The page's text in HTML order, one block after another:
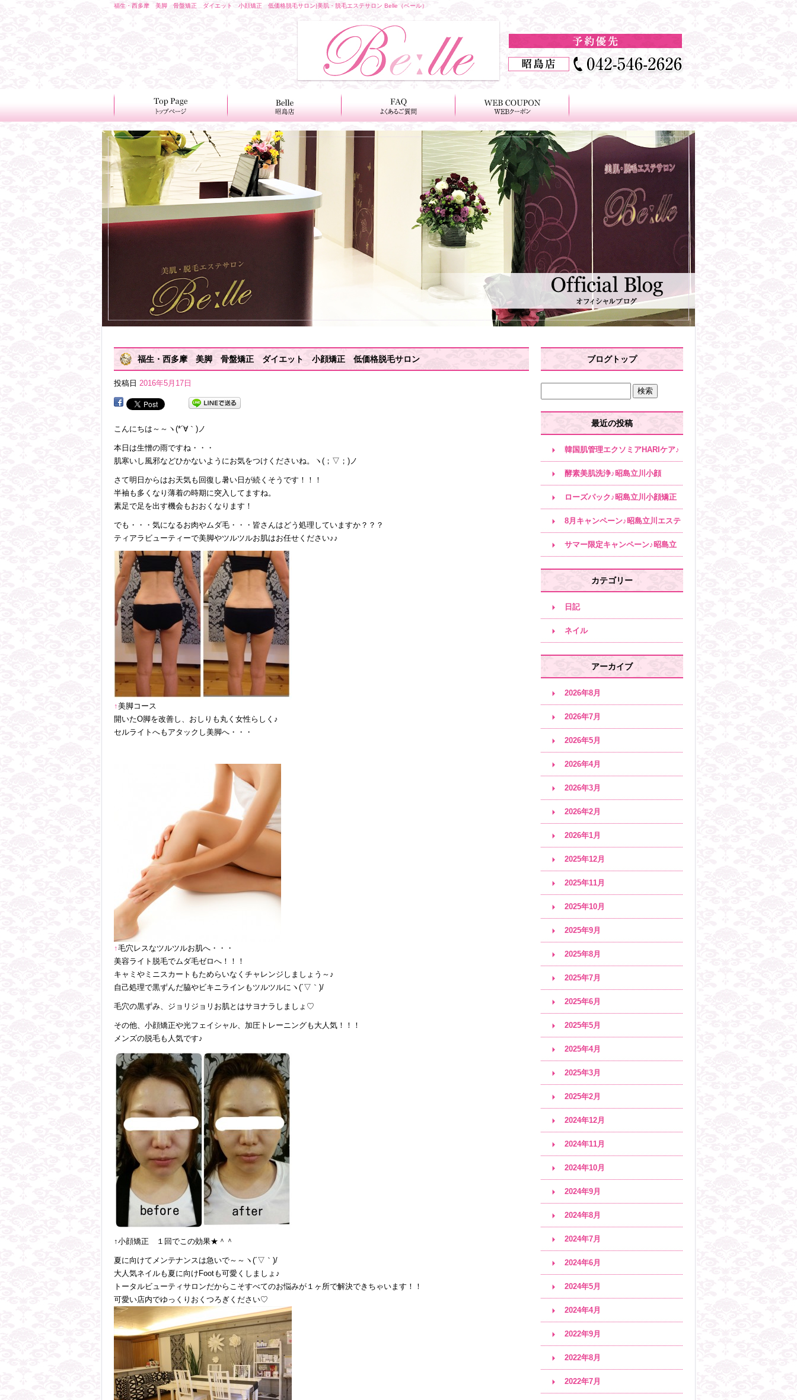
福生・西多摩 美脚 骨盤矯正 ダイエット 小顔矯正 低価格脱毛サロン|美肌・脱毛エステサロン Belle（ベール）
福生・西多摩 美脚 骨盤矯正 ダイエット 小顔矯正 低価格脱毛サロン
投稿日 2016年5月17日
こんにちは～～ヽ(*´∀｀)ノ
本日は生憎の雨ですね・・・
肌寒いし風邪などひかないようにお気をつけくださいね。ヽ(；▽；)ノ
さて明日からはお天気も回復し暑い日が続くそうです！！！
半袖も多くなり薄着の時期に突入してますね。
素足で足を出す機会もおおくなります！
でも・・・気になるお肉やムダ毛・・・皆さんはどう処理していますか？？？
ティアラビューティーで美脚やツルツルお肌はお任せください♪♪
↑美脚コース
開いたO脚を改善し、おしりも丸く女性らしく♪
セルライトへもアタックし美脚へ・・・
↑毛穴レスなツルツルお肌へ・・・
美容ライト脱毛でムダ毛ゼロへ！！！
キャミやミニスカートもためらいなくチャレンジしましょう～♪
自己処理で黒ずんだ脇やビキニラインもツルツルにヽ(´▽｀)/
毛穴の黒ずみ、ジョリジョリお肌とはサヨナラしましょ♡
その他、小顔矯正や光フェイシャル、加圧トレーニングも大人気！！！
メンズの脱毛も人気です♪
↑小顔矯正 １回でこの効果★＾＾
夏に向けてメンテナンスは急いで～～ヽ(´▽｀)/
大人気ネイルも夏に向けFootも可愛くしましょ♪
トータルビューティサロンだからこそすべてのお悩みが１ヶ所で解決できちゃいます！！
可愛い店内でゆっくりおくつろぎください♡
ブログトップ
最近の投稿
韓国肌管理エクソミアHARIケア♪
昭島立川小顔
酵素美肌洗浄♪昭島立川小顔
ローズパック♪昭島立川小顔矯正
8月キャンペーン♪昭島立川エステ
サロン♪
サマー限定キャンペーン♪昭島立
川エステサロン
カテゴリー
日記
ネイル
アーカイブ
2026年8月
2026年7月
2026年5月
2026年4月
2026年3月
2026年2月
2026年1月
2025年12月
2025年11月
2025年10月
2025年9月
2025年8月
2025年7月
2025年6月
2025年5月
2025年4月
2025年3月
2025年2月
2024年12月
2024年11月
2024年10月
2024年9月
2024年8月
2024年7月
2024年6月
2024年5月
2024年4月
2022年9月
2022年8月
2022年7月